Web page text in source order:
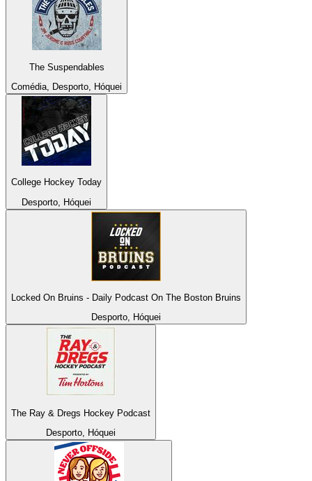
The Suspendables
Comédia, Desporto, Hóquei
College Hockey Today
Desporto, Hóquei
Locked On Bruins - Daily Podcast On The Boston Bruins
Desporto, Hóquei
The Ray & Dregs Hockey Podcast
Desporto, Hóquei